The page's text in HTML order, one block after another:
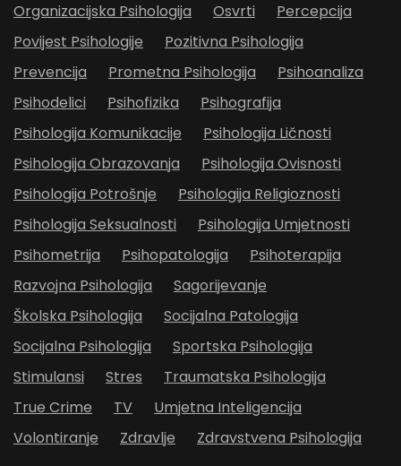
Organizacijska Psihologija
Osvrti
Percepcija
Povijest Psihologije
Pozitivna Psihologija
Prevencija
Prometna Psihologija
Psihoanaliza
Psihodelici
Psihofizika
Psihografija
Psihologija Komunikacije
Psihologija Ličnosti
Psihologija Obrazovanja
Psihologija Ovisnosti
Psihologija Potrošnje
Psihologija Religioznosti
Psihologija Seksualnosti
Psihologija Umjetnosti
Psihometrija
Psihopatologija
Psihoterapija
Razvojna Psihologija
Sagorijevanje
Školska Psihologija
Socijalna Patologija
Socijalna Psihologija
Sportska Psihologija
Stimulansi
Stres
Traumatska Psihologija
True Crime
TV
Umjetna Inteligencija
Volontiranje
Zdravlje Zdravstvena Psihologija